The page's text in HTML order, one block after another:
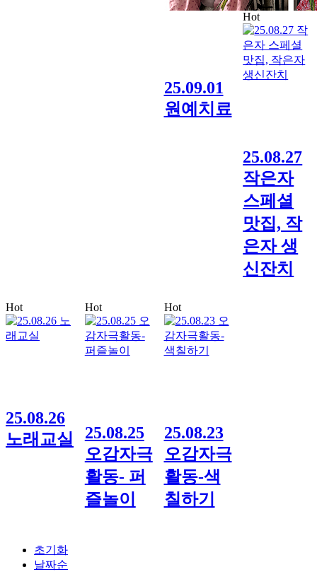
25.09.01
원예치료
Hot
25.08.27
작은자
스페셜
맛집, 작
은자 생
신잔치
Hot
25.08.26
노래교실
Hot
25.08.25
오감자극
활동- 퍼
즐놀이
Hot
25.08.23
오감자극
활동-색
칠하기
초기화
날짜순